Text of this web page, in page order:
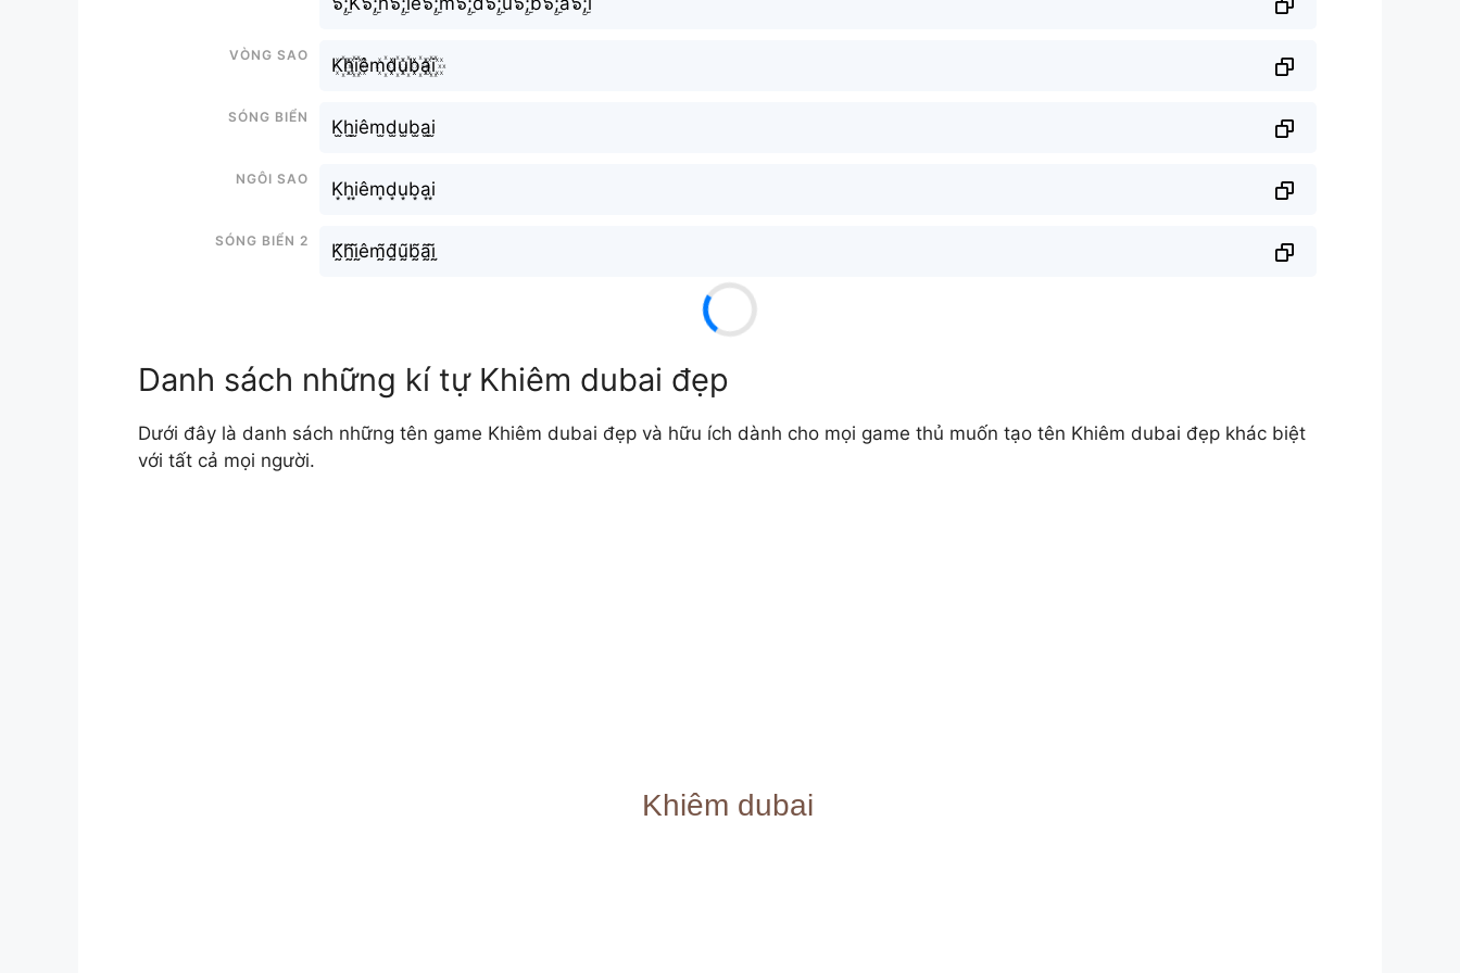
Vòng sao
K꙰h꙰i꙰êm꙰d꙰u꙰b꙰a꙰i꙰
Sóng biển
K̫h̫i̫êm̫d̫u̫b̫a̫i̫
Ngôi sao
K͙h͙i͙êm͙d͙u͙b͙a͙i͙
Sóng biển 2
K̰̃h̰̃ḭ̃êm̰̃d̰̃ṵ̃b̰̃ã̰ḭ̃
Danh sách những kí tự Khiêm dubai đẹp
Dưới đây là danh sách những tên game Khiêm dubai đẹp và hữu ích dành cho mọi game thủ muốn tạo tên Khiêm dubai đẹp khác biệt
với tất cả mọi người.